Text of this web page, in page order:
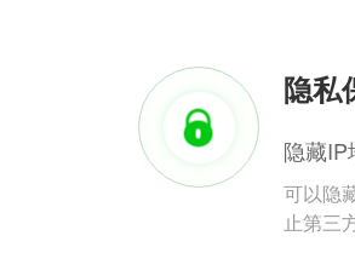
隐私
隐藏IP
可以隐
止第三